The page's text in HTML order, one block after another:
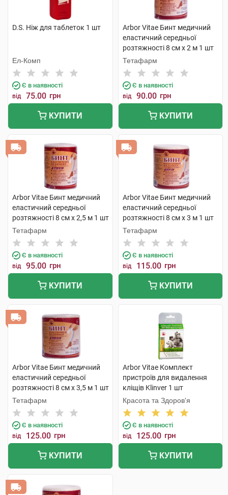
D.S. Ніж для таблеток 1 шт
Ел-Комп
Є в наявності
від 75.00 грн
КУПИТИ
Arbor Vitae Бинт медичний
еластичний середньої
розтяжності 8 см х 2 м 1 шт
Тетафарм
Є в наявності
від 90.00 грн
КУПИТИ
Arbor Vitae Бинт медичний
еластичний середньої
розтяжності 8 см х 2,5 м 1 шт
Тетафарм
Є в наявності
від 95.00 грн
КУПИТИ
Arbor Vitae Бинт медичний
еластичний середньої
розтяжності 8 см х 3 м 1 шт
Тетафарм
Є в наявності
від 115.00 грн
КУПИТИ
Arbor Vitae Бинт медичний
еластичний середньої
розтяжності 8 см х 3,5 м 1 шт
Тетафарм
Є в наявності
від 125.00 грн
КУПИТИ
Arbor Vitae Комплект
пристроїв для видалення
кліщів Klinver 1 шт
Красота та Здоров'я
Є в наявності
від 125.00 грн
КУПИТИ